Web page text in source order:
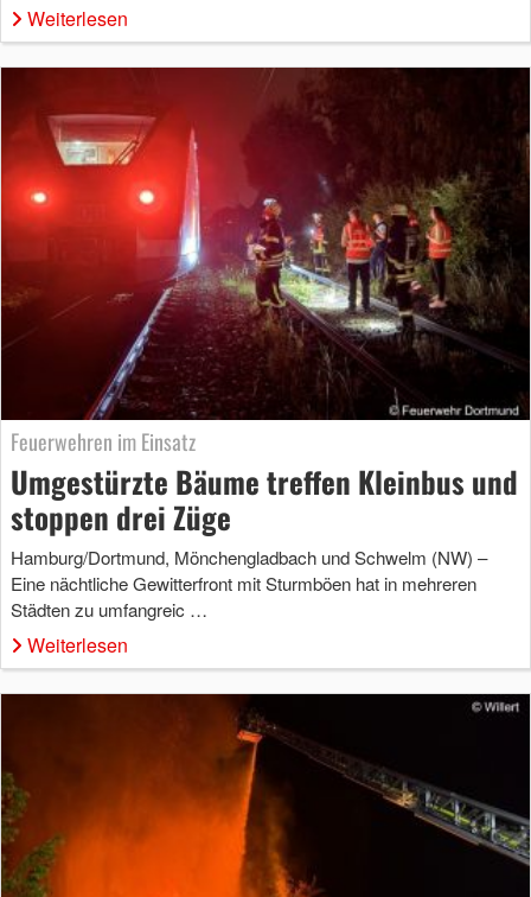
Weiterlesen
Feuerwehren im Einsatz
Umgestürzte Bäume treffen Kleinbus und
stoppen drei Züge
Hamburg/Dortmund, Mönchengladbach und Schwelm (NW) –
Eine nächtliche Gewitterfront mit Sturmböen hat in mehreren
Städten zu umfangreic …
Weiterlesen